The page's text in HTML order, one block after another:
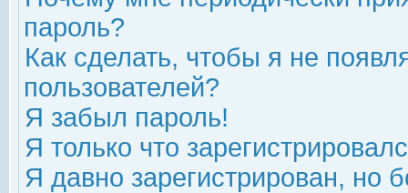
пароль?
Как сделать, чтобы я не
пользователей?
Я забыл пароль!
Я только что
Я давно зарегистрирован, но